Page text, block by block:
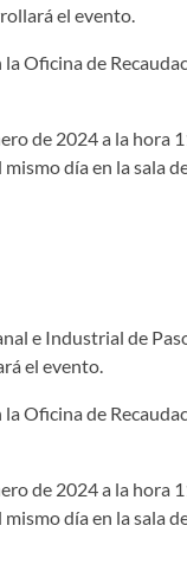
el evento.
Oficina de
de 2024 a la hora
día en la sala
e Industrial de
el evento.
Oficina de
de 2024 a la hora
día en la sala